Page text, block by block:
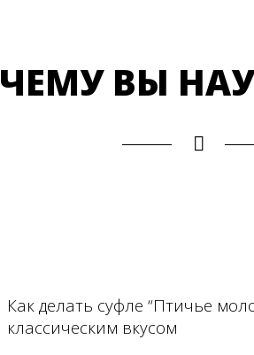
ЧЕМУ ВЫ
Как делать суфле “Птичье
классическим вкусом